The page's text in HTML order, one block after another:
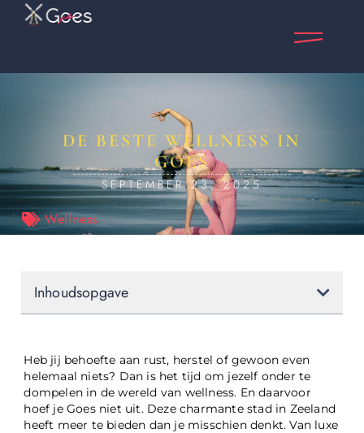
DE BESTE WELLNESS IN
GOES
SEPTEMBER 23, 2025
Wellness
Heb jij behoefte aan rust, herstel of gewoon even
helemaal niets? Dan is het tijd om jezelf onder te
dompelen in de wereld van wellness. En daarvoor
hoef je Goes niet uit. Deze charmante stad in Zeeland
heeft meer te bieden dan je misschien denkt. Van luxe
Inhoudsopgave